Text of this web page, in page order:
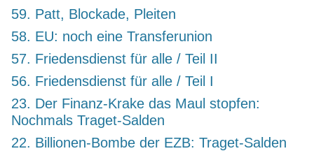
59. Patt, Blockade, Pleiten
58. EU: noch eine Transferunion
57. Friedensdienst für alle / Teil II
56. Friedensdienst für alle / Teil I
23. Der Finanz-Krake das Maul stopfen:
Nochmals Traget-Salden
22. Billionen-Bombe der EZB: Traget-Salden